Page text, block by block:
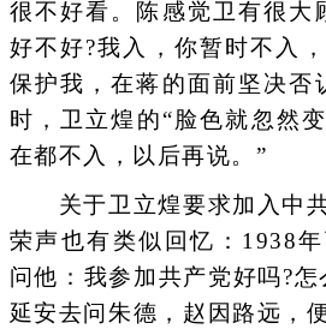
很不好看。陈感觉卫有很大
好不好?我入，你暂时不入
保护我，在蒋的面前坚决否
时，卫立煌的“脸色就忽然
在都不入，以后再说。”
关于卫立煌要求加入中共
荣声也有类似回忆：1938
问他：我参加共产党好吗?怎
延安去问朱德，赵因路远，